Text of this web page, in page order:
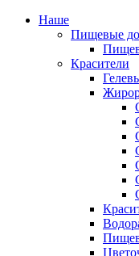
Наше
Пищевые
Красители